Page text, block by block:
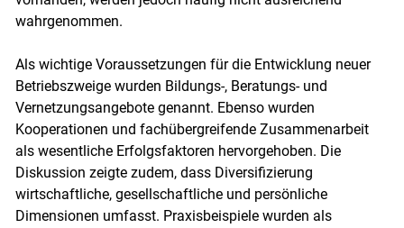
wahrgenommen.
Als wichtige Voraussetzungen für die Entwicklung neuer
Betriebszweige wurden Bildungs-, Beratungs- und
Vernetzungsangebote genannt. Ebenso wurden
Kooperationen und fachübergreifende Zusammenarbeit
als wesentliche Erfolgsfaktoren hervorgehoben. Die
Diskussion zeigte zudem, dass Diversifizierung
wirtschaftliche, gesellschaftliche und persönliche
Dimensionen umfasst. Praxisbeispiele wurden als